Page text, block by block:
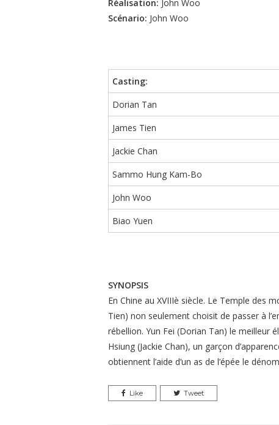
Réalisation: John Woo
Scénario: John Woo
Casting:
Dorian Tan
James Tien
Jackie Chan
Sammo Hung Kam-Bo
John Woo
Biao Yuen
SYNOPSIS
En Chine au XVIIIè siècle. Le Temple des
Tien) non seulement choisit de passer à
rébellion. Yun Fei (Dorian Tan) le meilleur
Hsiung (Jackie Chan), un garçon
obtiennent l’aide d’un as de l’épée le
Like Tweet